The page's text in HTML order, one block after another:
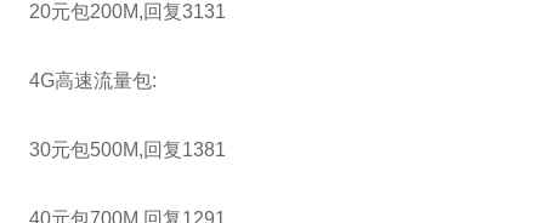
20元包200M,回复3131
4G高速流量包:
30元包500M,回复1381